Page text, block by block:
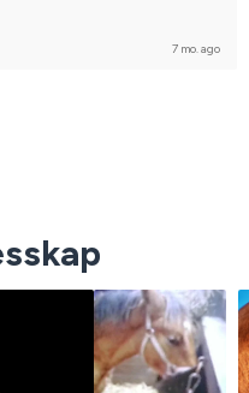
7 mo. ago